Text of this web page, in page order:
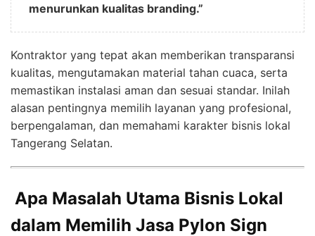
menurunkan kualitas branding.”
Kontraktor yang tepat akan memberikan transparansi
kualitas, mengutamakan material tahan cuaca, serta
memastikan instalasi aman dan sesuai standar. Inilah
alasan pentingnya memilih layanan yang profesional,
berpengalaman, dan memahami karakter bisnis lokal
Tangerang Selatan.
Apa Masalah Utama Bisnis Lokal
dalam Memilih Jasa Pylon Sign